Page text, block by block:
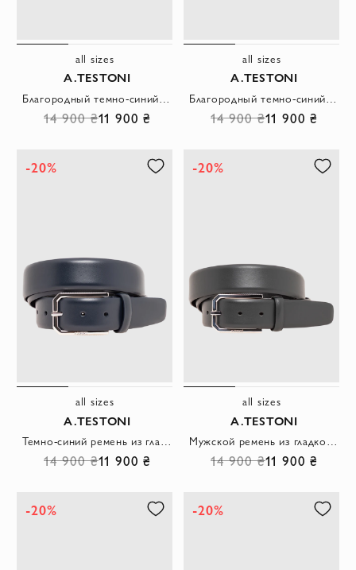
all sizes
A.TESTONI
Благородный темно-синий ремень из гладкой кожи с трапециевидной пряжкой
14 900 ₴11 900 ₴
all sizes
A.TESTONI
Благородный темно-синий ремень из гладкой кожи с тонкой прямоугольной пряжкой
14 900 ₴11 900 ₴
-20%
all sizes
A.TESTONI
Темно-синий ремень из гладкой кожи с оригинальной шестигранной пряжкой
14 900 ₴11 900 ₴
-20%
all sizes
A.TESTONI
Мужской ремень из гладкой кожи темно-серого цвета с прямоугольной пряжкой
14 900 ₴11 900 ₴
-20% -20%